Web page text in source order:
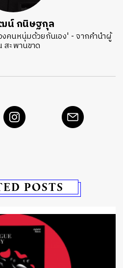
น์ กนิษฐกุล
คนหนุ่มด้วยกันเอง' - จากคำนำผู้
สะพานขาด
POSTS